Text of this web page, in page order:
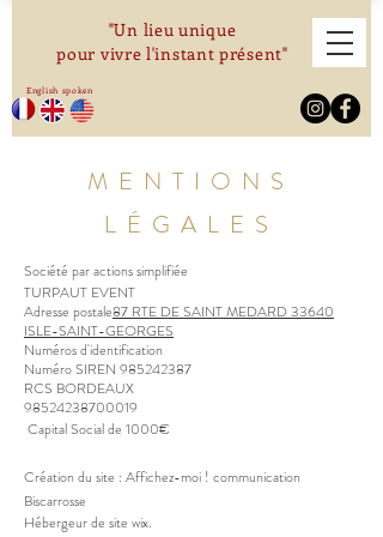
"Un lieu unique
pour vivre l'instant présent"
English spoken
MENTIONS
LÉGALES
Société par actions simplifiée
TURPAUT EVENT
Adresse postale87 RTE DE SAINT MEDARD 33640
ISLE-SAINT-GEORGES
Numéros d'identification
Numéro SIREN 985242387
RCS BORDEAUX
98524238700019
Capital Social de 1000€
Création du site : Affichez-moi ! communication
Biscarrosse
Hébergeur de site wix.